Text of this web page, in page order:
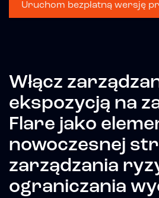
Uruchom bezpłatną wersję
Włącz
ekspozycją na
Flare jako
nowoczesnej
zarządzania
ograniczania